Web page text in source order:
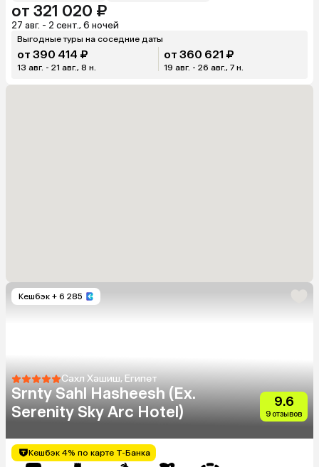
от 321 020 ₽
27 авг. - 2 сент., 6 ночей
Выгодные туры на соседние даты
от 390 414 ₽
13 авг. - 21 авг., 8 н.
от 360 621 ₽
19 авг. - 26 авг., 7 н.
Кешбэк + 6 285
Сахл Хашиш, Египет
Srnty Sahl Hasheesh (Ex.
Serenity Sky Arc Hotel)
9.6
9 отзывов
Кешбэк 4% по карте Т-Банка